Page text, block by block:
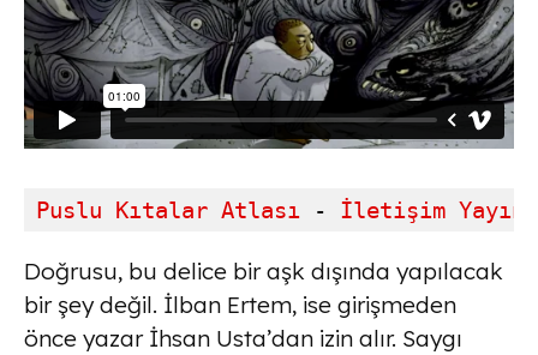
Puslu Kıtalar Atlası - İletişim
Doğrusu, bu delice bir aşk dışında yapılacak
bir şey değil. İlban Ertem, ise girişmeden
önce yazar İhsan Usta’dan izin alır. Saygı